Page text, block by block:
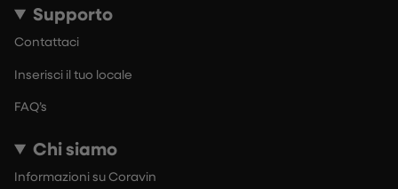
Supporto
Contattaci
Inserisci il tuo locale
FAQ’s
Chi siamo
Informazioni su Coravin